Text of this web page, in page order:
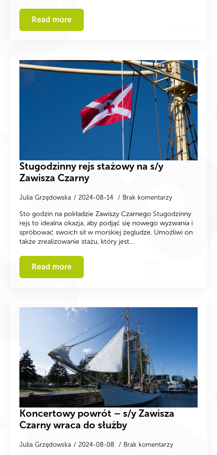
Read more
Stugodzinny rejs stażowy na s/y
Zawisza Czarny
Julia Grzędowska 2024-08-14 Brak komentarzy
Sto godzin na pokładzie Zawiszy Czarnego Stugodzinny
rejs to idealna okazja, aby podjąć się nowego wyzwania i
spróbować swoich sił w morskiej żegludze. Umożliwi on
także zrealizowanie stażu, który jest…
Read more
Koncertowy powrót – s/y Zawisza
Czarny wraca do służby
Julia Grzędowska 2024-08-08 Brak komentarzy